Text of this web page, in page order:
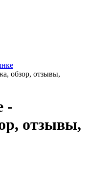
обзор, отзывы,
-
отзывы,